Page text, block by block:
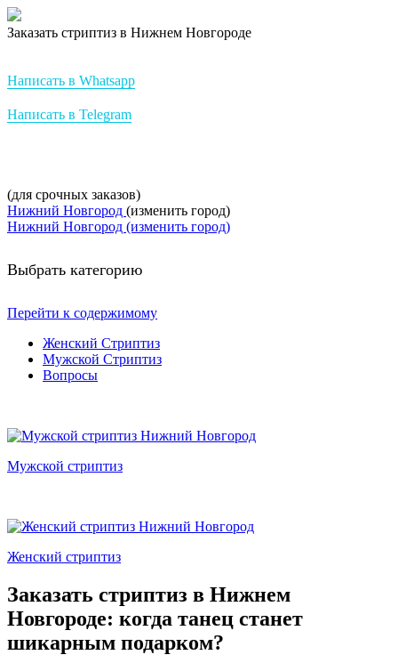
Заказать стриптиз в Нижнем Новгороде
Написать в Whatsapp
Написать в Telegram
(для срочных заказов)
Нижний Новгород (изменить город)
Нижний Новгород (изменить город)
Выбрать категорию
Перейти к содержимому
Женский Стриптиз
Мужской Стриптиз
Вопросы
Мужской стриптиз
Женский стриптиз
Заказать стриптиз в Нижнем
Новгороде: когда танец станет
шикарным подарком?